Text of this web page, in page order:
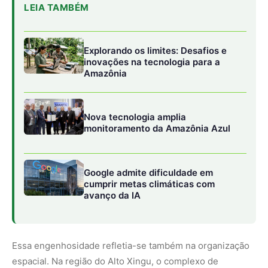
Essa engenhosidade refletia-se também na organização
espacial. Na região do Alto Xingu, o complexo de
Kuhikugu revela uma rede de cidades-praça
interconectadas por estradas largas e retilíneas. Eram
assentamentos circulares fortificados, com sistemas de
valas e paliçadas, rodeados por pomares e barragens
geométricas gigantescas escavadas na terra — sugerem
centros cerimoniais e de gestão territorial.
Recentemente, a tecnologiaLIDAR, um sistema de
sensoriamento remoto por laser que remove
digitalmente a vegetação dos mapas, revelou na Bolívia
complexidade urbana comparável à de sociedades